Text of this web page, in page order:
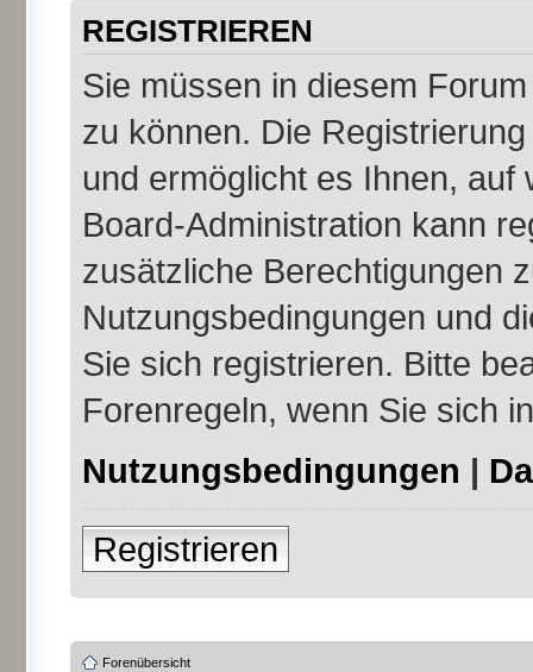
REGISTRIEREN
Sie müssen in diesem
zu können. Die
und ermöglicht es Ihnen,
Board-Administration kann
zusätzliche Berechtigungen
Nutzungsbedingungen und
Sie sich registrieren. Bitte
Forenregeln, wenn Sie sich
Nutzungsbedingungen |
Registrieren
Forenübersicht